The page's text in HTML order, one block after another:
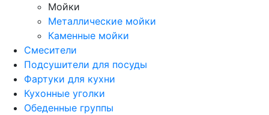
Мойки
Металлические мойки
Каменные мойки
Смесители
Подсушители для посуды
Фартуки для кухни
Кухонные уголки
Обеденные группы